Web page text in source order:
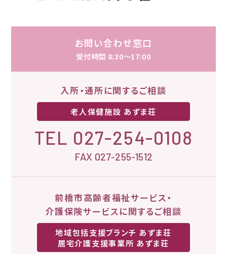
お問い合わせ窓口
受付時間 8:30～17:00
入所・通所に関するご相談
老人保健施設 あずま荘
TEL 027-254-0108
FAX 027-255-1512
前橋市高齢者福祉サービス・
介護保険サービスに関するご相談
地域包括支援ブランチ あずま荘
居宅介護支援事業所 あずま荘